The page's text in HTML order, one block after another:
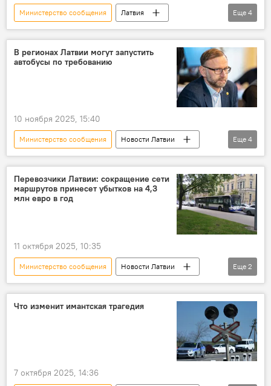
Министерство сообщения
Латвия
население
водители
Атис Швинка
штраф
Еще 4
В регионах Латвии могут запустить
автобусы по требованию
10 ноября 2025, 15:40
Министерство сообщения
Новости Латвии
Атис Швинка
транспорт
поезд
автобус
Еще 4
Перевозчики Латвии: сокращение сети
маршрутов принесет убытков на 4,3
млн евро в год
11 октября 2025, 10:35
Министерство сообщения
Новости Латвии
Латвия
автобус
Еще 2
Что изменит имантская трагедия
7 октября 2025, 14:36